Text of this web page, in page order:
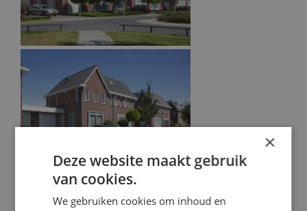
CONTACT
×
Deze website maakt gebruik
van cookies.
We gebruiken cookies om inhoud en